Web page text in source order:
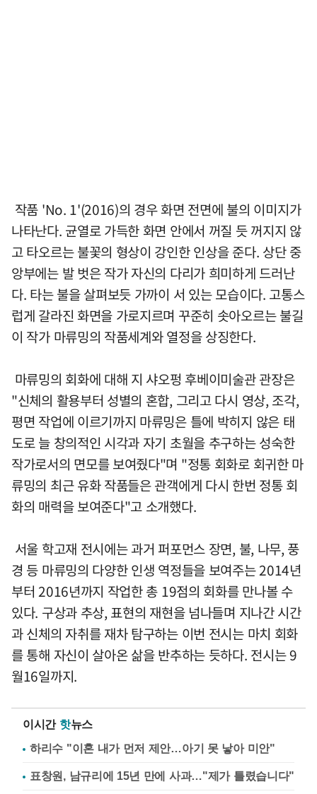
작품 'No. 1'(2016)의 경우 화면 전면에 불의 이미지가
나타난다. 균열로 가득한 화면 안에서 꺼질 듯 꺼지지 않
고 타오르는 불꽃의 형상이 강인한 인상을 준다. 상단 중
앙부에는 발 벗은 작가 자신의 다리가 희미하게 드러난
다. 타는 불을 살펴보듯 가까이 서 있는 모습이다. 고통스
럽게 갈라진 화면을 가로지르며 꾸준히 솟아오르는 불길
이 작가 마류밍의 작품세계와 열정을 상징한다.
마류밍의 회화에 대해 지 샤오펑 후베이미술관 관장은
"신체의 활용부터 성별의 혼합, 그리고 다시 영상, 조각,
평면 작업에 이르기까지 마류밍은 틀에 박히지 않은 태
도로 늘 창의적인 시각과 자기 초월을 추구하는 성숙한
작가로서의 면모를 보여줬다"며 "정통 회화로 회귀한 마
류밍의 최근 유화 작품들은 관객에게 다시 한번 정통 회
화의 매력을 보여준다"고 소개했다.
서울 학고재 전시에는 과거 퍼포먼스 장면, 불, 나무, 풍
경 등 마류밍의 다양한 인생 역정들을 보여주는 2014년
부터 2016년까지 작업한 총 19점의 회화를 만나볼 수
있다. 구상과 추상, 표현의 재현을 넘나들며 지나간 시간
과 신체의 자취를 재차 탐구하는 이번 전시는 마치 회화
를 통해 자신이 살아온 삶을 반추하는 듯하다. 전시는 9
월16일까지.
이시간 핫뉴스
하리수 "이혼 내가 먼저 제안…아기 못 낳아 미안"
표창원, 남규리에 15년 만에 사과…"제가 틀렸습니다"